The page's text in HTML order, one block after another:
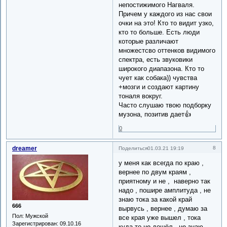
непостижимого Нагваля.
Причем у каждого из нас свои
очки на это! Кто то видит узко,
кто то больше. Есть люди
которые различают
множестсво оттенков видимого
спектра, есть звуковики
широкого диапазона. Кто то
чует как собака)) чувства
+мозги и создают картину
тоналя вокруг.
Часто слушаю твою подборку
музона, позитив дает👍
0
Поделиться 8
01.03.21 19:19
dreamer
666
Пол: Мужской
Зарегистрирован: 09.10.16
у меня как всегда по краю ,
вернее по двум краям ,
приятному и не , наверно так
надо , пошире амплитуда , не
знаю тока за какой край
вырвусь , вернее , думаю за
все края уже вышел , тока